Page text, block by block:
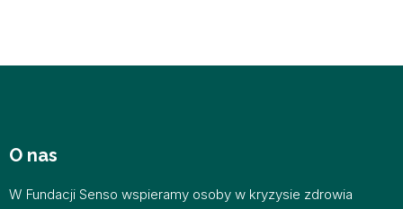
O nas
W Fundacji Senso wspieramy osoby w kryzysie zdrowia